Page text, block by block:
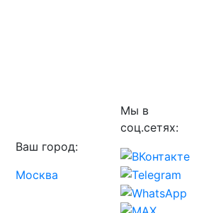
Ваш город:
Москва
Мы в
соц.сетях: